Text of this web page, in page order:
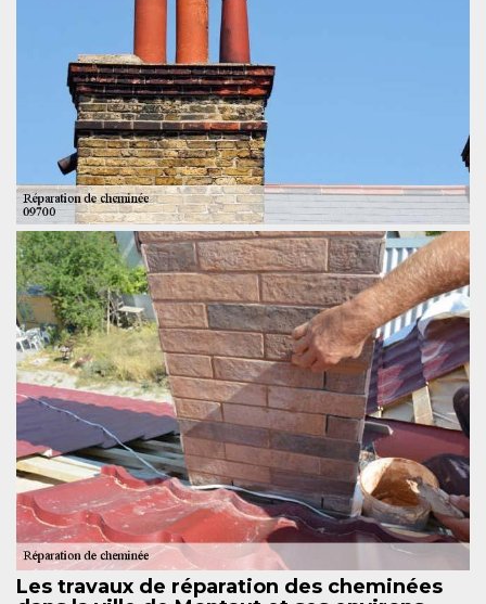
Les travaux de réparation des cheminées